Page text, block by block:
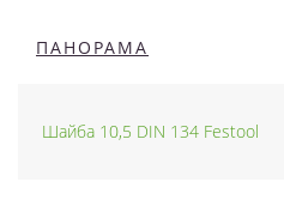
ПАНОРАМА
Шайба 10,5 DIN 134 Festool